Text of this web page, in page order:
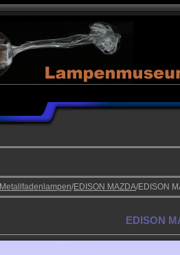
Metallfadenlampen/EDISON MAZDA/EDISON
EDISON